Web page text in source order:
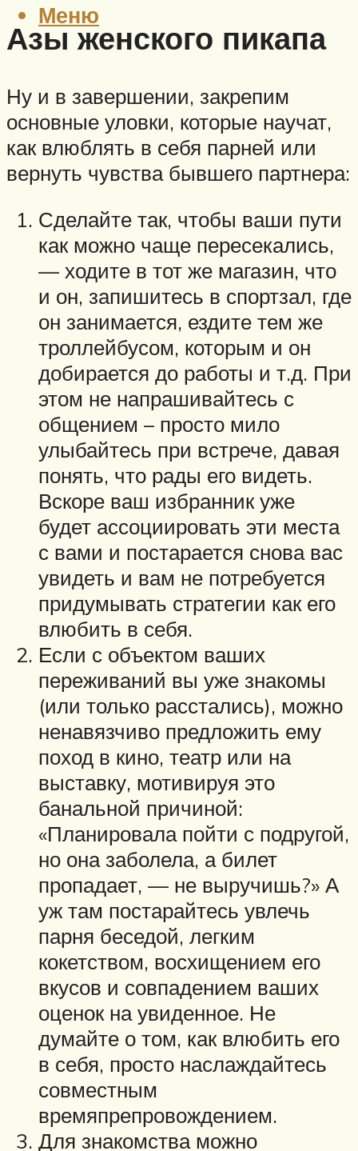
Меню
Азы женского пикапа
Ну и в завершении, закрепим
основные уловки, которые научат,
как влюблять в себя парней или
вернуть чувства бывшего партнера:
Сделайте так, чтобы ваши пути
как можно чаще пересекались,
— ходите в тот же магазин, что
и он, запишитесь в спортзал, где
он занимается, ездите тем же
троллейбусом, которым и он
добирается до работы и т.д. При
этом не напрашивайтесь с
общением – просто мило
улыбайтесь при встрече, давая
понять, что рады его видеть.
Вскоре ваш избранник уже
будет ассоциировать эти места
с вами и постарается снова вас
увидеть и вам не потребуется
придумывать стратегии как его
влюбить в себя.
Если с объектом ваших
переживаний вы уже знакомы
(или только расстались), можно
ненавязчиво предложить ему
поход в кино, театр или на
выставку, мотивируя это
банальной причиной:
«Планировала пойти с подругой,
но она заболела, а билет
пропадает, — не выручишь?» А
уж там постарайтесь увлечь
парня беседой, легким
кокетством, восхищением его
вкусов и совпадением ваших
оценок на увиденное. Не
думайте о том, как влюбить его
в себя, просто наслаждайтесь
совместным
времяпрепровождением.
Для знакомства можно